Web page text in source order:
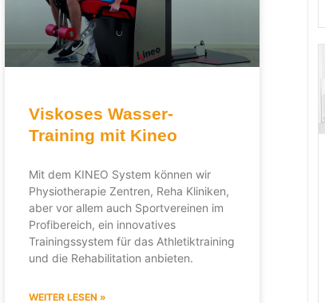
Viskoses Wasser-
Training mit Kineo
Mit dem KINEO System können wir
Physiotherapie Zentren, Reha Kliniken,
aber vor allem auch Sportvereinen im
Profibereich, ein innovatives
Trainingssystem für das Athletiktraining
und die Rehabilitation anbieten.
WEITER LESEN »